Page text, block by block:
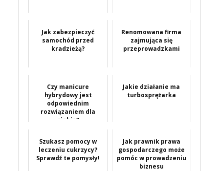
Jak zabezpieczyć
samochód przed
kradzieżą?
Renomowana firma
zajmująca się
przeprowadzkami
Czy manicure
hybrydowy jest
odpowiednim
rozwiązaniem dla
ciebie?
Jakie działanie ma
turbosprężarka
Szukasz pomocy w
leczeniu cukrzycy?
Sprawdź te pomysły!
Jak prawnik prawa
gospodarczego może
pomóc w prowadzeniu
biznesu